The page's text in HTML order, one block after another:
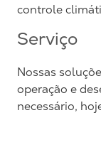
controle
Serviço
Nossas
operação e
necessário,